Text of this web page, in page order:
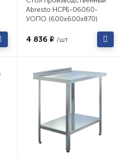
Abresto НСРБ-06060-
УОПО (600х600х870)
4 836 ₽ /шт